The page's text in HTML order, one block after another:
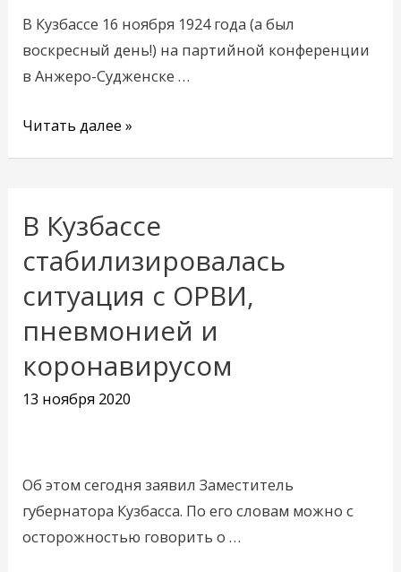
В Кузбассе 16 ноября 1924 года (а был
воскресный день!) на партийной конференции
в Анжеро-Судженске …
Читать далее »
В Кузбассе
стабилизировалась
ситуация с ОРВИ,
пневмонией и
коронавирусом
13 ноября 2020
Об этом сегодня заявил Заместитель
губернатора Кузбасса. По его словам можно с
осторожностью говорить о …
В
Кузбассе
стабилизировалась
ситуация
с
пневмонией
и